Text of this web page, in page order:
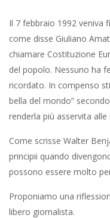
Il 7 febbraio 1992 veniva
come disse Giuliano
chiamare Costituzione
del popolo. Nessuno ha
ricordato. In compenso
bella del mondo”
renderla più asservita
Come scrisse Walter
principii quando
possono essere molto
Proponiamo una
libero giornalista.